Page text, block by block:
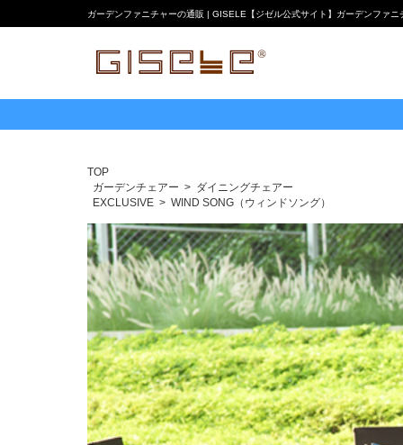
ガーデンファニチャーの通販 | GISELE【ジゼル公式サイト】ガーデンファニ
TOP
ガーデンチェアー
ダイニングチェアー
EXCLUSIVE
WIND SONG（ウィンドソング）